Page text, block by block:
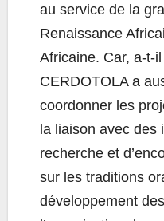
au service de la
Renaissance
Africaine. Car, a-t-
CERDOTOLA a
coordonner les
la liaison avec des
recherche et
sur les traditions
développement